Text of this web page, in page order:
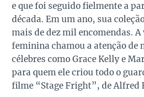
e que foi seguido fielmente a
década. Em um ano, sua
mais de dez mil encomendas. A
feminina chamou a atenção de
célebres como Grace Kelly e
para quem ele criou todo o
filme “Stage Fright”, de Alfred